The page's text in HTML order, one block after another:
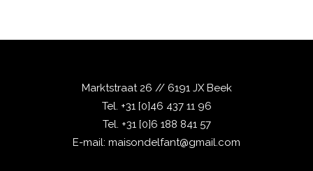
Marktstraat 26 // 6191 JX Beek
Tel. +31 [0]46 437 11 96
Tel. +31 [0]6 188 841 57
E-mail: maisondelfant@gmail.com